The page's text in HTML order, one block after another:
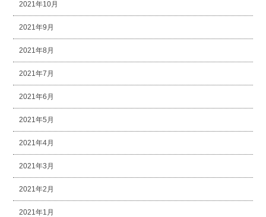
2021年10月
2021年9月
2021年8月
2021年7月
2021年6月
2021年5月
2021年4月
2021年3月
2021年2月
2021年1月